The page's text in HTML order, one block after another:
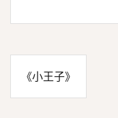
文《小王子》